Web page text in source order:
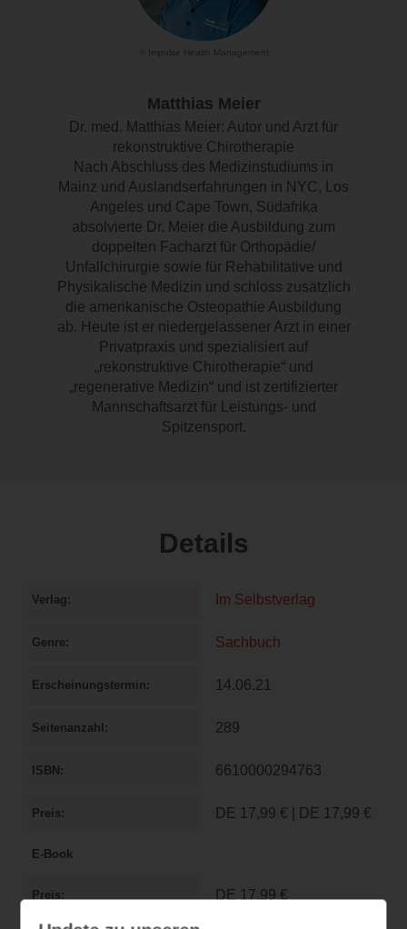
© Impulse Health Management
Matthias Meier
Dr. med. Matthias Meier: Autor und Arzt für
rekonstruktive Chirotherapie
Nach Abschluss des Medizinstudiums in
Mainz und Auslandserfahrungen in NYC, Los
Angeles und Cape Town, Südafrika
absolvierte Dr. Meier die Ausbildung zum
doppelten Facharzt für Orthopädie/
Unfallchirurgie sowie für Rehabilitative und
Physikalische Medizin und schloss zusätzlich
die amerikanische Osteopathie Ausbildung
ab. Heute ist er niedergelassener Arzt in einer
Privatpraxis und spezialisiert auf
„rekonstruktive Chirotherapie“ und
„regenerative Medizin“ und ist zertifizierter
Mannschaftsarzt für Leistungs- und
Spitzensport.
Details
Verlag Im Selbstverlag
Genre Sachbuch
Erscheinungstermin 14.06.21
Seitenanzahl 289
ISBN 6610000294763
Preis DE 17,99 € DE 17,99 €
E-Book
Preis DE 17,99 €